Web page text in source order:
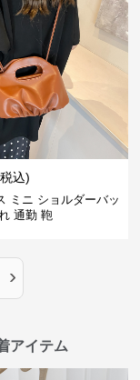
込)
ミニ ショルダーバッ
通勤 鞄
›
アイテム